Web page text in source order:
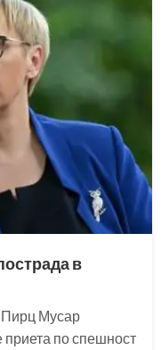
в
Пирц Мусар
по спешност